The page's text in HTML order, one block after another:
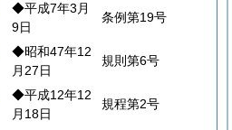
◆平成7年3月
9日
条例第19号
◆昭和47年12
月27日
規則第6号
◆平成12年12
月18日
規程第2号